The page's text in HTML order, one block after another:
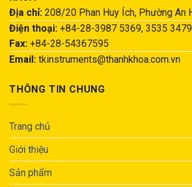
Địa chỉ: 208/20 Phan Huy Ích, Phường An
Điện thoại: +84-28-3987 5369, 3535
Fax: +84-28-54367595
Email: tkinstruments@thanhkhoa.com.vn
THÔNG TIN CHUNG
Trang chủ
Giới thiệu
Sản phẩm